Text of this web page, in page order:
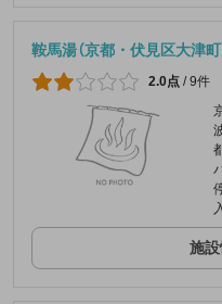
鞍馬湯（京都・伏見区大津町
2.0点 /9件
施